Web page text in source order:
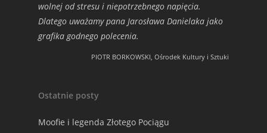
wolnej od stresu i niepotrzebnego napięcia.
Dlatego uważamy pana Jarosława Danielaka jako
grafika godnego polecenia.
PIOTR BORKOWSKI, Ośrodek Kultury i Sztuki
Ostatnie posty
Moofie i legenda Złotego Pociągu